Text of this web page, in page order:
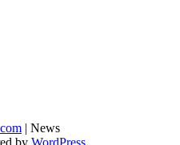
| News